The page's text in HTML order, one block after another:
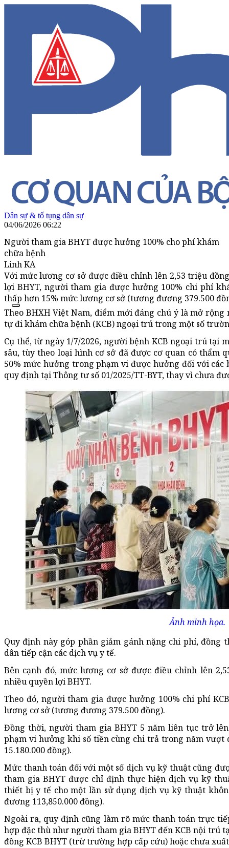
Dân sự & tố tụng dân sự
04/06/2026 06:22
Người tham gia BHYT được hưởng 100% cho phí khám
chữa bệnh
Linh KA
Với mức lương cơ sở được điều chỉnh lên 2,53 triệu
lợi BHYT, người tham gia được hưởng 100% chi phí
thấp hơn 15% mức lương cơ sở (tương đương 379.500
Theo BHXH Việt Nam, điểm mới đáng chú ý là mở
tự đi khám chữa bệnh (KCB) ngoại trú trong một số
Cụ thể, từ ngày 1/7/2026, người bệnh KCB ngoại trú tại
sâu, tùy theo loại hình cơ sở đã được cơ quan có thẩm
50% mức hưởng trong phạm vi được hưởng đối với các
quy định tại Thông tư số 01/2025/TT-BYT, thay vì chưa
Ảnh minh họa.
Quy định này góp phần giảm gánh nặng chi phí,
dân tiếp cận các dịch vụ y tế.
Bên cạnh đó, mức lương cơ sở được điều chỉnh lên
nhiều quyền lợi BHYT.
Theo đó, người tham gia được hưởng 100% chi phí
lương cơ sở (tương đương 379.500 đồng).
Đồng thời, người tham gia BHYT 5 năm liên tục trở
phạm vi hưởng khi số tiền cùng chi trả trong năm
15.180.000 đồng).
Mức thanh toán đối với một số dịch vụ kỹ thuật cũng
tham gia BHYT được chỉ định thực hiện dịch vụ kỹ
thiết bị y tế cho một lần sử dụng dịch vụ kỹ thuật
đương 113,850.000đồng).
Ngoài ra, quy định cũng làm rõ mức thanh toán trực
hợp đặc thù như người tham gia BHYT đến KCB nội trú
đồng KCB BHYT (trừ trường hợp cấp cứu) hoặc chưa